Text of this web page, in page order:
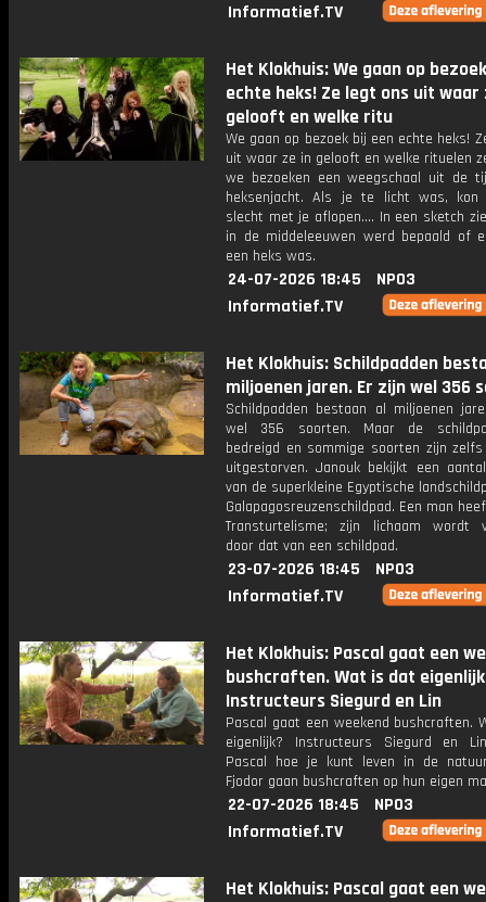
Informatief.TV
Het Klokhuis: We gaan op
echte heks! Ze legt ons uit waar
gelooft en welke ritu
We gaan op bezoek bij een echte heks!
uit waar ze in gelooft en welke rituelen
we bezoeken een weegschaal uit de
heksenjacht. Als je te licht was,
slecht met je aflopen.... In een sketch
in de middeleeuwen werd bepaald of
een heks was.
24-07-2026 18:45
NPO3
Informatief.TV
Het Klokhuis: Schildpadden
miljoenen jaren. Er zijn wel 356
Schildpadden bestaan al miljoenen
wel 356 soorten. Maar de
bedreigd en sommige soorten zijn
uitgestorven. Janouk bekijkt een
van de superkleine Egyptische
Galapagosreuzenschildpad. Een man
Transturtelisme; zijn lichaam wordt
door dat van een schildpad.
23-07-2026 18:45
NPO3
Informatief.TV
Het Klokhuis: Pascal gaat een
bushcraften. Wat is dat
Instructeurs Siegurd en Lin
Pascal gaat een weekend bushcraften.
eigenlijk? Instructeurs Siegurd en
Pascal hoe je kunt leven in de
Fjodor gaan bushcraften op hun eigen
22-07-2026 18:45
NPO3
Informatief.TV
Het Klokhuis: Pascal gaat een